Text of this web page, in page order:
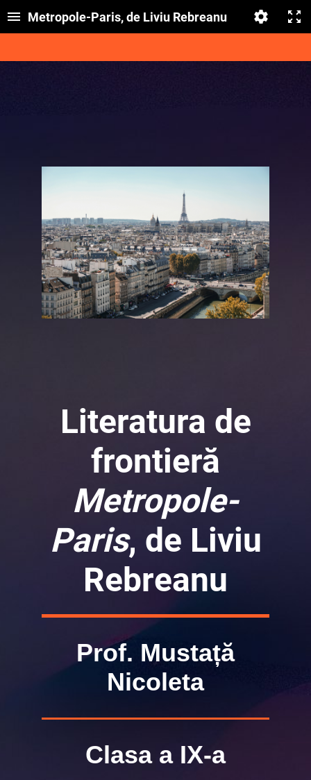
Metropole-Paris, de Liviu Rebreanu
Literatura de
frontieră
Metropole-
Paris, de Liviu
Rebreanu
Prof. Mustață
Nicoleta
Clasa a IX-a